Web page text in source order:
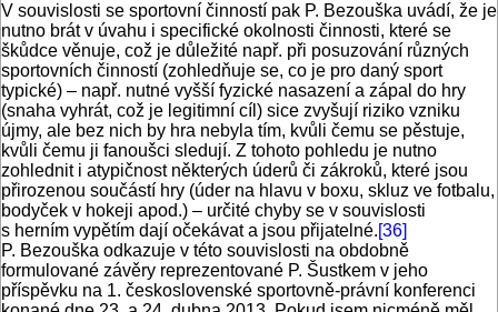
V souvislosti se sportovní činností pak P. Bezouška uvádí, že je
nutno brát v úvahu i specifické okolnosti činnosti, které se
škůdce věnuje, což je důležité např. při posuzování různých
sportovních činností (zohledňuje se, co je pro daný sport
typické) – např. nutné vyšší fyzické nasazení a zápal do hry
(snaha vyhrát, což je legitimní cíl) sice zvyšují riziko vzniku
újmy, ale bez nich by hra nebyla tím, kvůli čemu se pěstuje,
kvůli čemu ji fanoušci sledují. Z tohoto pohledu je nutno
zohlednit i atypičnost některých úderů či zákroků, které jsou
přirozenou součástí hry (úder na hlavu v boxu, skluz ve fotbalu,
bodyček v hokeji apod.) – určité chyby se v souvislosti
s herním vypětím dají očekávat a jsou přijatelné.[36]
P. Bezouška odkazuje v této souvislosti na obdobně
formulované závěry reprezentované P. Šustkem v jeho
příspěvku na 1. československé sportovně-právní konferenci